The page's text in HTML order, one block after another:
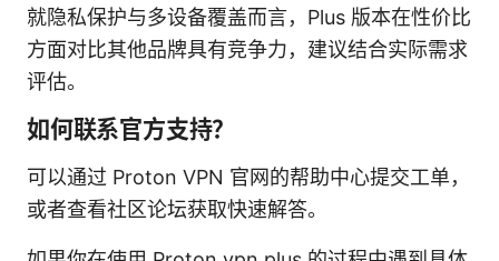
就隐私保护与多设备覆盖而言，Plus 版本在性价比
方面对比其他品牌具有竞争力，建议结合实际需求
评估。
如何联系官方支持？
可以通过 Proton VPN 官网的帮助中心提交工单，
或者查看社区论坛获取快速解答。